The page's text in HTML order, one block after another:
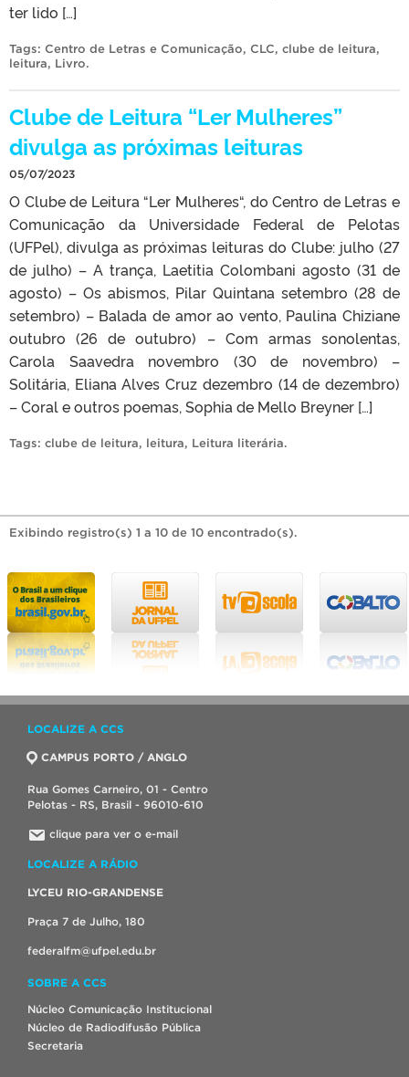
ter lido […]
Tags: Centro de Letras e Comunicação, CLC, clube de leitura,
leitura, Livro.
Clube de Leitura “Ler Mulheres”
divulga as próximas leituras
05/07/2023
O Clube de Leitura “Ler Mulheres“, do Centro de Letras e
Comunicação da Universidade Federal de Pelotas
(UFPel), divulga as próximas leituras do Clube: julho (27
de julho) – A trança, Laetitia Colombani agosto (31 de
agosto) – Os abismos, Pilar Quintana setembro (28 de
setembro) – Balada de amor ao vento, Paulina Chiziane
outubro (26 de outubro) – Com armas sonolentas,
Carola Saavedra novembro (30 de novembro) –
Solitária, Eliana Alves Cruz dezembro (14 de dezembro)
– Coral e outros poemas, Sophia de Mello Breyner […]
Tags: clube de leitura, leitura, Leitura literária.
Exibindo registro(s) 1 a 10 de 10 encontrado(s).
LOCALIZE A CCS
CAMPUS PORTO / ANGLO
Rua Gomes Carneiro, 01 - Centro
Pelotas - RS, Brasil - 96010-610
clique para ver o e-mail
LOCALIZE A RÁDIO
LYCEU RIO-GRANDENSE
Praça 7 de Julho, 180
federalfm@ufpel.edu.br
SOBRE A CCS
Núcleo Comunicação Institucional
Núcleo de Radiodifusão Pública
Secretaria